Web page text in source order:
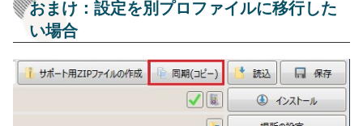
おまけ：設定を別プロファイルに移行した
い場合